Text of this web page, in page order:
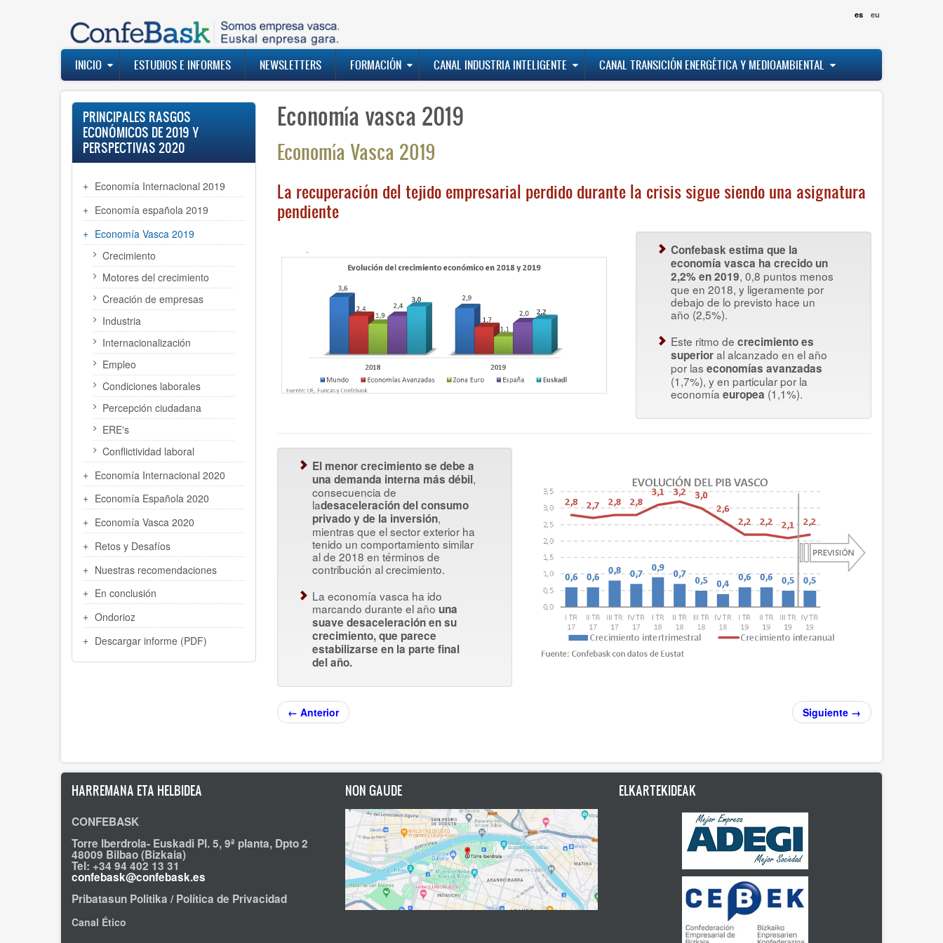
es eu
Navegación
principal
INICIO ESTUDIOS E INFORMES NEWSLETTERS FORMACIÓN CANAL INDUSTRIA INTELIGENTE CANAL TRANSICIÓN ENERGÉTICA Y MEDIOAMBIENTAL
PRINCIPALES RASGOS
ECONÓMICOS DE 2019 Y
PERSPECTIVAS 2020
Economía Internacional 2019
Economía española 2019
Economía Vasca 2019
Crecimiento
Motores del crecimiento
Creación de empresas
Industria
Internacionalización
Empleo
Condiciones laborales
Percepción ciudadana
ERE's
Conflictividad laboral
Economía Internacional 2020
Economía Española 2020
Economía Vasca 2020
Retos y Desafíos
Nuestras recomendaciones
En conclusión
Ondorioz
Descargar informe (PDF)
Economía vasca 2019
Economía Vasca 2019
La recuperación del tejido empresarial perdido durante la crisis sigue siendo una asignatura
pendiente
Confebask estima que la
economía vasca ha crecido un
2,2% en 2019, 0,8 puntos menos
que en 2018, y ligeramente por
debajo de lo previsto hace un
año (2,5%).
Este ritmo decrecimiento es
superioral alcanzado en el año
por laseconomías avanzadas
(1,7%), y en particular por la
economíaeuropea (1,1%).
El menor crecimiento se debe a
una demanda interna más débil,
consecuencia de
ladesaceleración del consumo
privado y de la inversión,
mientras que el sector exterior ha
tenido un comportamiento similar
al de 2018 en términos de
contribución al crecimiento.
La economía vasca ha ido
marcando durante el año una
suave desaceleración en su
crecimiento, que parece
estabilizarse en la parte final
del año.
← Anterior Siguiente →
HARREMANA ETA HELBIDEA
CONFEBASK
Torre Iberdrola- Euskadi Pl. 5, 9ª planta, Dpto 2
48009 Bilbao (Bizkaia)
Tel: +34 94 402 13 31
confebask@confebask.es
Pribatasun Politika / Política de Privacidad
Canal Ético
NON GAUDE ELKARTEKIDEAK